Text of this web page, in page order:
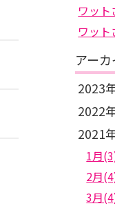
ワット
ワット
アー
2023
2022
2021
1月
2月
3月